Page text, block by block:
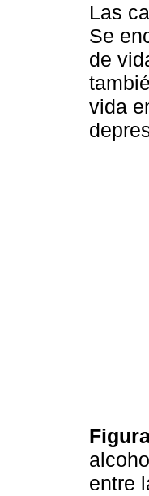
Las
Se
de
vida
entre